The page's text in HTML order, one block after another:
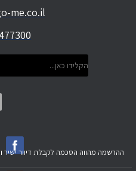
me.co.il
ההרשמה מהווה הסכמה לקבלת דיוור ישיר